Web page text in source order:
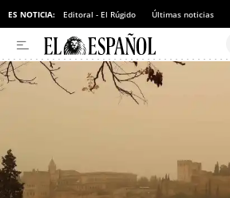
ES NOTICIA: Editoral - El Rúgido Últimas noticias